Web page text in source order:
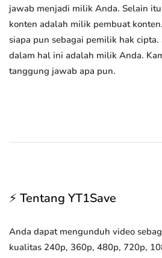
jawab menjadi milik Anda. Selain
konten adalah milik pembuat
siapa pun sebagai pemilik hak
dalam hal ini adalah milik Anda.
tanggung jawab apa pun.
⚡ Tentang YT1Save
Anda dapat mengunduh video
kualitas 240p, 360p, 480p, 720p,